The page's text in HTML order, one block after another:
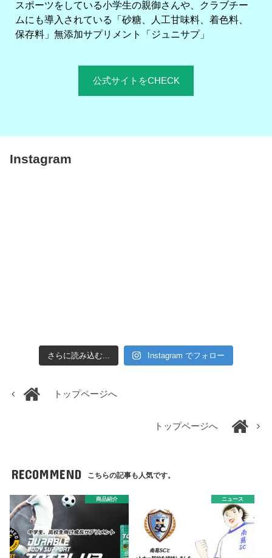
スポーツをしている小学生の親御さんや、クラブチー
ムにも導入されている「砂糖、人工甘味料、着色料、
保存料」無添加サプリメント「ジュニサプ」
公式サイトをCHECK
Instagram
さらに読み込む... Instagram でフォロー
トップページへ
トップページへ
RECOMMEND こちらの記事も人気です。
商品紹介 ニュース